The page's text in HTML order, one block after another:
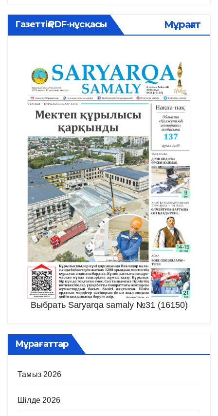
Газеттің PDF-нұсқасы Мұрағат
Выбрать Saryarqa samaly №31 (16150)
Мұрағаттар
Тамыз 2026
Шілде 2026